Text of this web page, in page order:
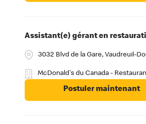
Assistant(e) gérant en
3032 Blvd de la Gare, Vaudreuil-
McDonald's du Canada -
Postuler maintenant